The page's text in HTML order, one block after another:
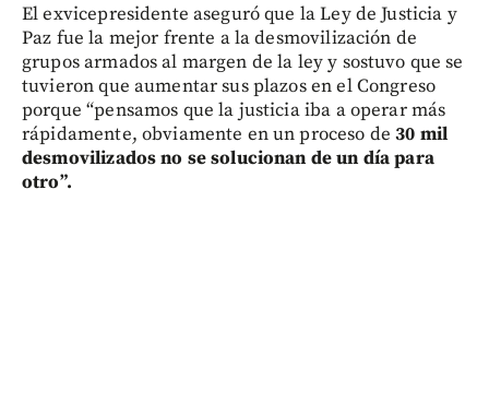
El exvicepresidente aseguró que la Ley de Justicia y
Paz fue la mejor frente a la desmovilización de
grupos armados al margen de la ley y sostuvo que se
tuvieron que aumentar sus plazos en el Congreso
porque “pensamos que la justicia iba a operar más
rápidamente, obviamente en un proceso de30 mil
desmovilizados no se solucionan de un día para
otro”.